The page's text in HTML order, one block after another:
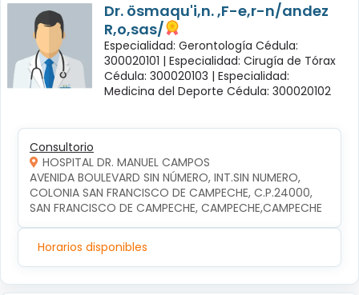
Dr. ösmaqu'i,n. ,F-e,r-n/andez
R,o,sas/
Especialidad: Gerontología Cédula:
300020101 | Especialidad: Cirugía de Tórax
Cédula: 300020103 | Especialidad:
Medicina del Deporte Cédula: 300020102
Consultorio
HOSPITAL DR. MANUEL CAMPOS
AVENIDA BOULEVARD SIN NÚMERO, INT.SIN NUMERO,
COLONIA SAN FRANCISCO DE CAMPECHE, C.P.24000,
SAN FRANCISCO DE CAMPECHE, CAMPECHE,CAMPECHE
Horarios disponibles